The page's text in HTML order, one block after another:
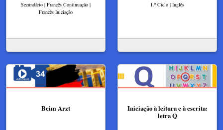
Secundário | Francês Continuação |
Francês Iniciação
1.º Ciclo | Inglês
Beim Arzt
Iniciação à leitura e à escrita:
letra Q